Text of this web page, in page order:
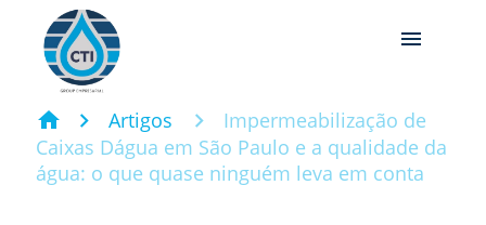
menu
home Artigos
Impermeabilização de
Caixas Dágua em São Paulo e a qualidade da
água: o que quase ninguém leva em conta